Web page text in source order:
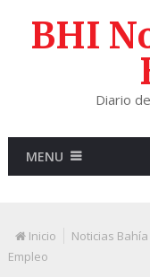
BHI
Diario
MENU
Inicio Noticias
Empleo